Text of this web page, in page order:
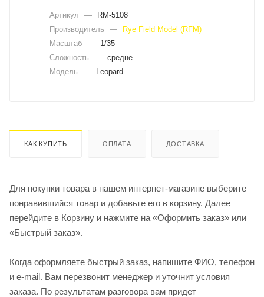
Артикул —
RM-5108
Производитель
—
Rye Field Model (RFM)
Масштаб —
1/35
Сложность
— средне
Модель
— Leopard
КАК КУПИТЬ ОПЛАТА ДОСТАВКА
Для покупки товара в нашем интернет-магазине выберите
понравившийся товар и добавьте его в корзину. Далее
перейдите в Корзину и нажмите на «Оформить заказ» или
«Быстрый заказ».
Когда оформляете быстрый заказ, напишите ФИО, телефон
и e-mail. Вам перезвонит менеджер и уточнит условия
заказа. По результатам разговора вам придет